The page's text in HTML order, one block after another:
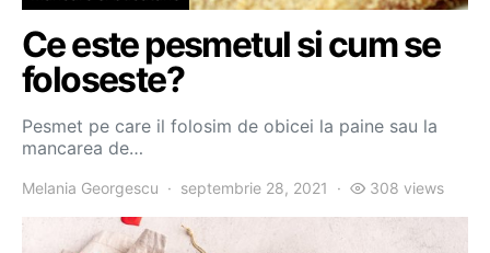
Ce este pesmetul si cum se
foloseste?
Pesmet pe care il folosim de obicei la paine sau la
mancarea de…
Melania Georgescu septembrie 28, 2021 308 views